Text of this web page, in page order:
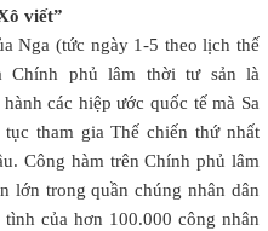
viết”
Nga (tức ngày 1-5 theo lịch thế
Chính phủ lâm thời tư sản là
các hiệp ước quốc tế mà Sa
tham gia Thế chiến thứ nhất
Công hàm trên Chính phủ lâm
lớn trong quần chúng nhân dân
của hơn 100.000 công nhân